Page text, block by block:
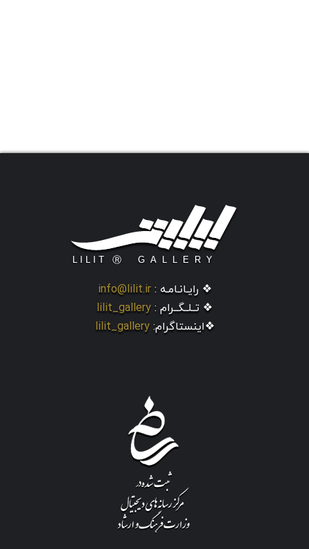
❖ رایـانـامـه : info@lilit.ir
❖ تــلــگــرام : lilit_gallery
❖اینستاگرام: lilit_gallery